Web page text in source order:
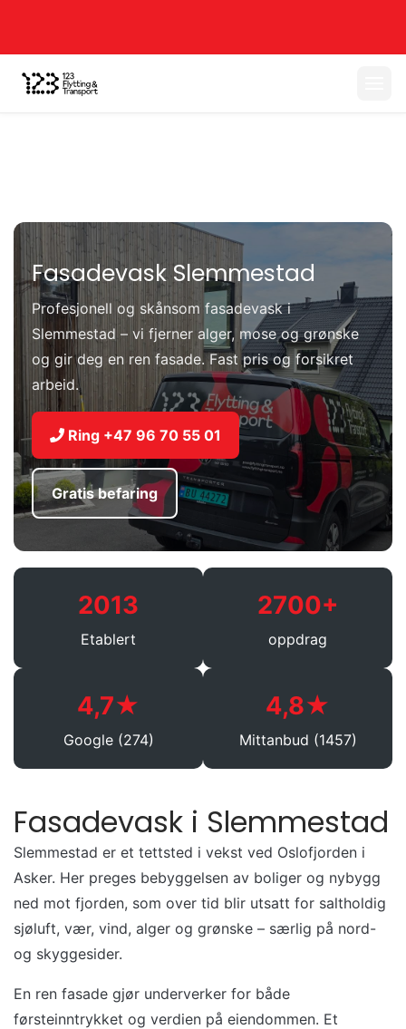
Fasadevask Slemmestad
Profesjonell og skånsom fasadevask i
Slemmestad – vi fjerner alger, mose og grønske
og gir deg en ren fasade. Fast pris og forsikret
arbeid.
Ring +47 96 70 55 01
Gratis befaring
2013
Etablert
2700+
oppdrag
4,7★
Google (274)
4,8★
Mittanbud (1457)
Fasadevask i Slemmestad
Slemmestad er et tettsted i vekst ved Oslofjorden i
Asker. Her preges bebyggelsen av boliger og nybygg
ned mot fjorden, som over tid blir utsatt for saltholdig
sjøluft, vær, vind, alger og grønske – særlig på nord-
og skyggesider.
En ren fasade gjør underverker for både
førsteinntrykket og verdien på eiendommen. Et